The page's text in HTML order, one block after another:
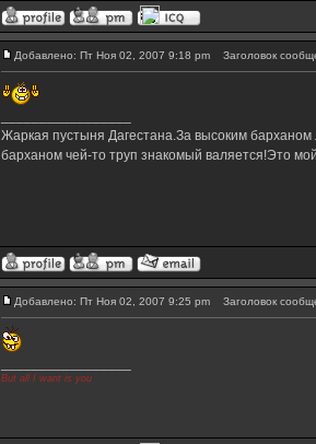
Добавлено: Пт Ноя 02, 2007 9:18 pm Заголовок
Жаркая пустыня Дагестана.За высоким
барханом чей-то труп знакомый валяется!Это
Добавлено: Пт Ноя 02, 2007 9:25 pm Заголовок
But all I want is you